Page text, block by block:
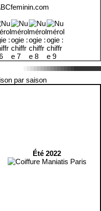
Été 2022